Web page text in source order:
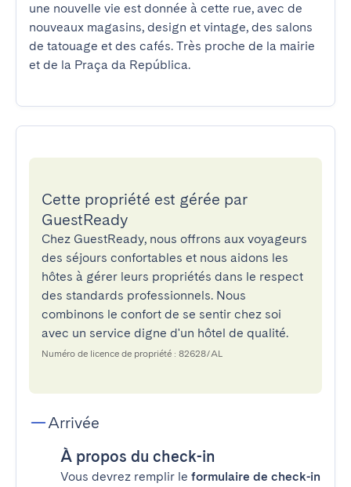
une nouvelle vie est donnée à cette rue, avec de
nouveaux magasins, design et vintage, des salons
de tatouage et des cafés. Très proche de la mairie
et de la Praça da República.
Cette propriété est gérée par
GuestReady
Chez GuestReady, nous offrons aux voyageurs
des séjours confortables et nous aidons les
hôtes à gérer leurs propriétés dans le respect
des standards professionnels. Nous
combinons le confort de se sentir chez soi
avec un service digne d'un hôtel de qualité.
Numéro de licence de propriété : 82628/AL
Arrivée
À propos du check-in
Vous devrez remplir le formulaire de check-in